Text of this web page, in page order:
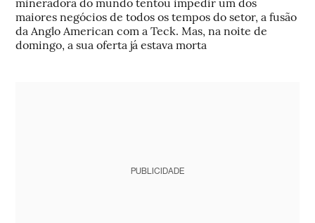
maiores negócios de todos os tempos do setor, a fusão
da Anglo American com a Teck. Mas, na noite de
domingo, a sua oferta já estava morta
PUBLICIDADE